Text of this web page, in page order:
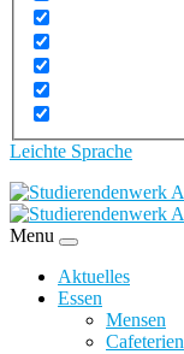
Leichte Sprache
Menu
Aktuelles
Essen
Mensen
Cafeterien